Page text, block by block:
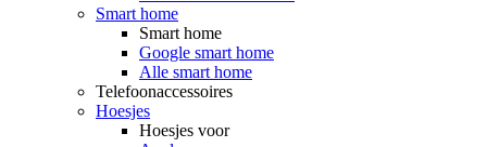
Smart home
Smart home
Google smart home
Alle smart home
Telefoonaccessoires
Hoesjes
Hoesjes voor